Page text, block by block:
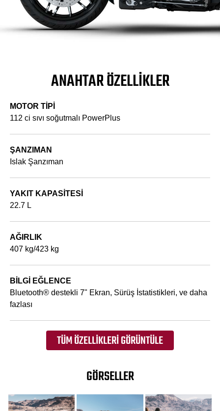
ANAHTAR ÖZELLIKLER
MOTOR TİPİ
112 ci sıvı soğutmalı PowerPlus
ŞANZIMAN
Islak Şanzıman
YAKIT KAPASITESI
22.7 L
AĞIRLIK
407 kg/423 kg
BİLGİ EĞLENCE
Bluetooth® destekli 7" Ekran, Sürüş İstatistikleri, ve daha
fazlası
TÜM ÖZELLIKLERI GÖRÜNTÜLE
GÖRSELLER